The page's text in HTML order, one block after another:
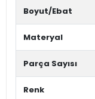
Boyut/Ebat
Materyal
Parça Sayısı
Renk